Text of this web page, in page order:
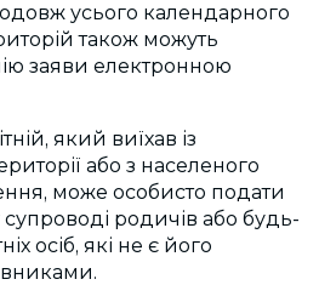
усього календарного
також можуть
заяви електронною
який виїхав із
або з населеного
може особисто подати
супроводі родичів або будь-
осіб, які не є його